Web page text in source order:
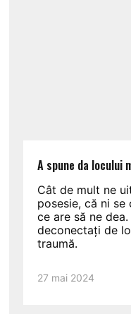
A spune da locului
Cât de mult ne
posesie, că ni se
ce are să ne
deconectați de
traumă.
27 mai 2024